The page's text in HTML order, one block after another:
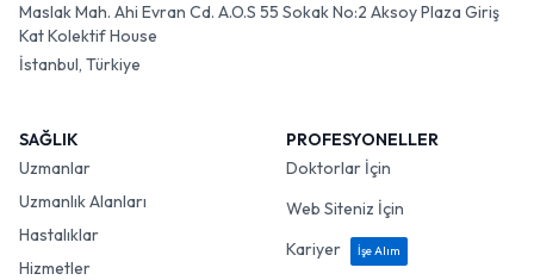
Maslak Mah. Ahi Evran Cd. A.O.S 55 Sokak No:2 Aksoy Plaza Giriş
Kat Kolektif House
İstanbul, Türkiye
SAĞLIK
Uzmanlar
Uzmanlık Alanları
Hastalıklar
Hizmetler
PROFESYONELLER
Doktorlar İçin
Web Siteniz İçin
Kariyer
İşe Alım